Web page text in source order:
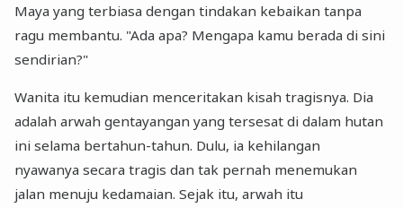
Maya yang terbiasa dengan tindakan kebaikan tanpa
ragu membantu. "Ada apa? Mengapa kamu berada di sini
sendirian?"
Wanita itu kemudian menceritakan kisah tragisnya. Dia
adalah arwah gentayangan yang tersesat di dalam hutan
ini selama bertahun-tahun. Dulu, ia kehilangan
nyawanya secara tragis dan tak pernah menemukan
jalan menuju kedamaian. Sejak itu, arwah itu